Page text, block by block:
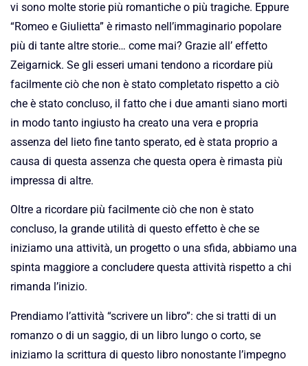
vi sono molte storie più romantiche o più tragiche. Eppure
“Romeo e Giulietta” è rimasto nell’immaginario popolare
più di tante altre storie… come mai? Grazie all’ effetto
Zeigarnick. Se gli esseri umani tendono a ricordare più
facilmente ciò che non è stato completato rispetto a ciò
che è stato concluso, il fatto che i due amanti siano morti
in modo tanto ingiusto ha creato una vera e propria
assenza del lieto fine tanto sperato, ed è stata proprio a
causa di questa assenza che questa opera è rimasta più
impressa di altre.
Oltre a ricordare più facilmente ciò che non è stato
concluso, la grande utilità di questo effetto è che se
iniziamo una attività, un progetto o una sfida, abbiamo una
spinta maggiore a concludere questa attività rispetto a chi
rimanda l’inizio.
Prendiamo l’attività “scrivere un libro”: che si tratti di un
romanzo o di un saggio, di un libro lungo o corto, se
iniziamo la scrittura di questo libro nonostante l’impegno